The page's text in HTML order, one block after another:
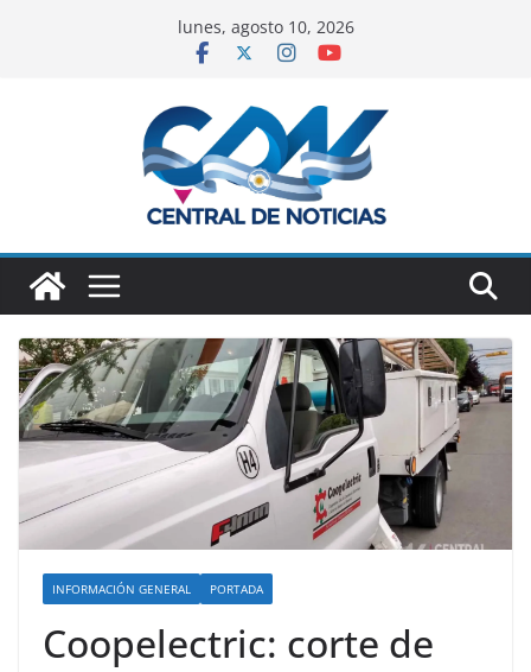
lunes, agosto 10, 2026
INFORMACIÓN GENERAL PORTADA
Coopelectric: corte de